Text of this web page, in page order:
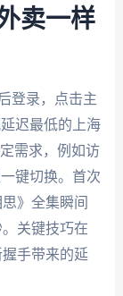
卖一样
登录，点击主
迟最低的上海
需求，例如访
键切换。首次
》全集瞬间
关键技巧在
手带来的延